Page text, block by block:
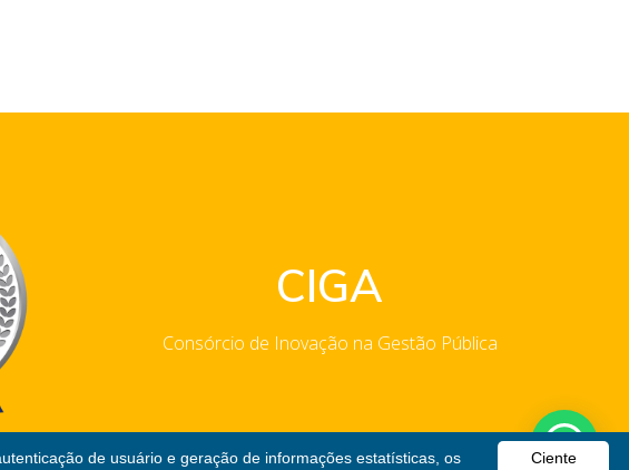
CIGA
Consórcio de Inovação na Gestão Pública
Ciente
de usuário e geração de informações estatísticas, os